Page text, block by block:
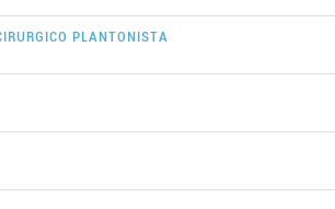
PLANTONISTA